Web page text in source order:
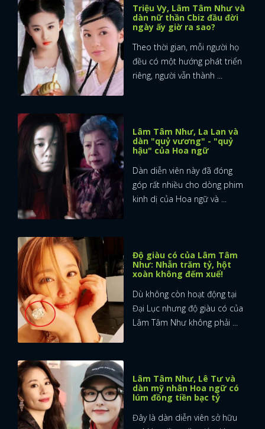
Triệu Vy, Lâm Tâm Như và
dàn nữ thần Cbiz đầu đời
ngày ấy giờ ra sao?
Theo thời gian, mỗi người họ
đều có một hướng phát triển
riêng, người vẫn thành ...
Lâm Tâm Như, La Lan và
dàn "quỷ vương" - "quỷ
hậu" của Hoa ngữ
Dàn diễn viên này đã đóng
góp rất nhiều cho dòng phim
kinh dị của Hoa ngữ và ...
Độ giàu có của Lâm Tâm
Như: Nhẫn trăm tỷ, hột
xoàn không đếm xuể!
Dù không còn hoạt động tại
Đại Lục nhưng độ giàu có của
Lâm Tâm Như không phải ...
Lâm Tâm Như, Lê Tư và
dàn mỹ nhân Hoa ngữ có
lúm đồng tiền bạc tỷ
Đây là dàn diễn viên sở hữu